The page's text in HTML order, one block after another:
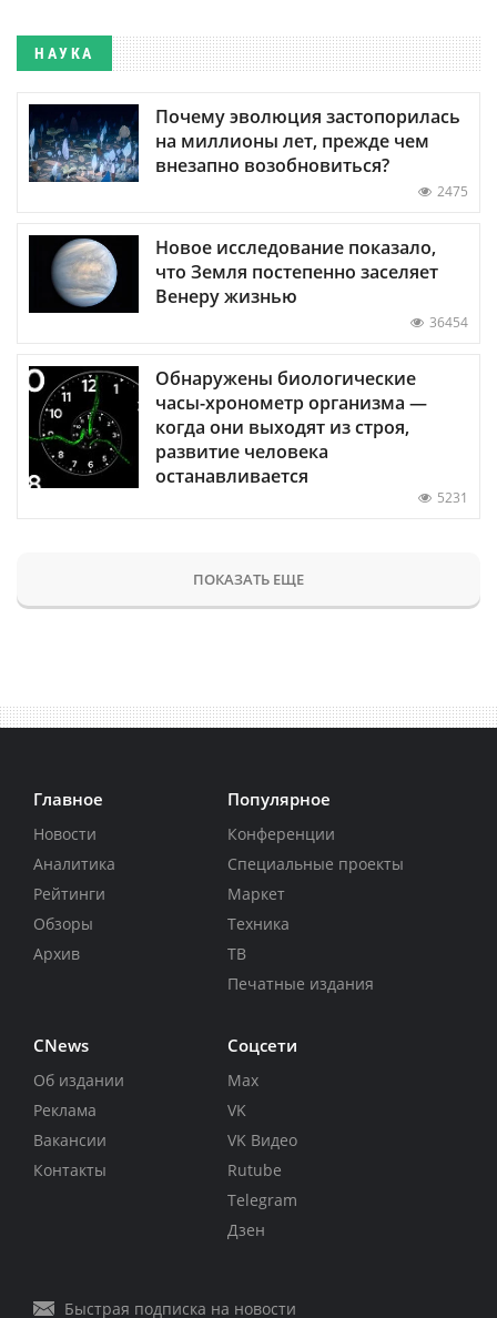
НАУКА
Почему эволюция застопорилась
на миллионы лет, прежде чем
внезапно возобновиться?
2475
Новое исследование показало,
что Земля постепенно заселяет
Венеру жизнью
36454
Обнаружены биологические
часы-хронометр организма —
когда они выходят из строя,
развитие человека
останавливается
5231
ПОКАЗАТЬ ЕЩЕ
Главное
Новости
Аналитика
Рейтинги
Обзоры
Архив
Популярное
Конференции
Специальные проекты
Маркет
Техника
ТВ
Печатные издания
CNews
Об издании
Реклама
Вакансии
Контакты
Соцсети
Max
VK
VK Видео
Rutube
Telegram
Дзен
Быстрая подписка на новости